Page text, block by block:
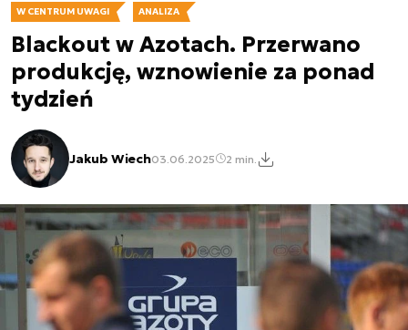
W CENTRUM UWAGI ANALIZA
Blackout w Azotach. Przerwano
produkcję, wznowienie za ponad
tydzień
Jakub Wiech03.06.2025 2 min.